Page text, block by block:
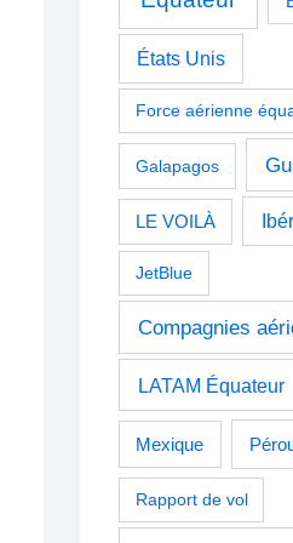
États Unis
Force aérienne
Galapagos
LE VOILÀ
JetBlue
Compagnies
LATAM Équateur
Mexique
Rapport de vol